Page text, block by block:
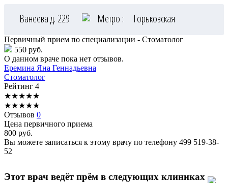
Ванеева д. 229 Метро : Горьковская
Первичный прием по специализации - Стоматолог
550 руб.
О данном враче пока нет отзывов.
Еремина Яна Геннадьевна
Стоматолог
Рейтинг 4
★★★★★
★★★★★
Отзывов 0
Цена первичного приема
800 руб.
Вы можете записаться к этому врачу по телефону 499 519-38-
52
Этот врач ведёт прём в следующих клиниках